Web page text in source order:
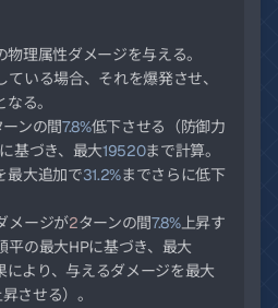
物理属性ダメージを与える。
いる場合、それを爆発させ、
る。
ーンの間7.8%低下させる（防御力
基づき、最大19520まで計算。
最大追加で31.2%までさらに低下
メージが2ターンの間7.8%上昇す
平の最大HPに基づき、最大
により、与えるダメージを最大
させる）。